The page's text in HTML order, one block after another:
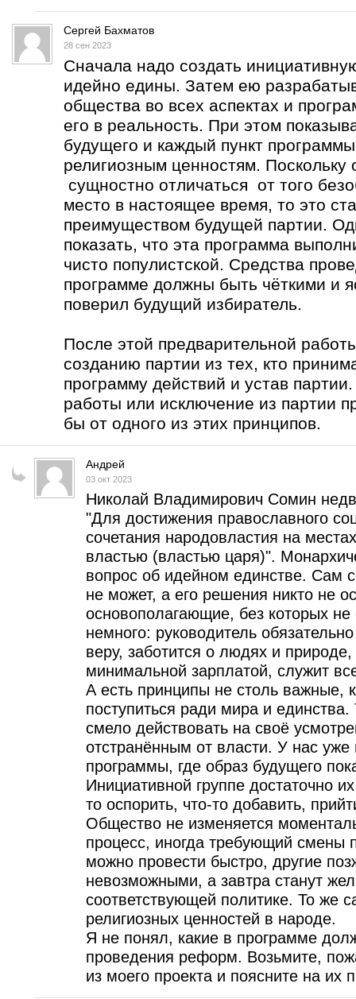
Сергей Бахматов
28 сен 2023
Сначала надо создать
идейно едины. Затем ею
общества во всех аспектах и
его в реальность. При этом
будущего и каждый пункт
религиозным ценностям. Поскольку
сущностно отличаться от того
место в настоящее время, то это
преимуществом будущей партии.
показать, что эта программа
чисто популистской. Средства
программе должны быть чёткими и
поверил будущий избиратель.
После этой предварительной
созданию партии из тех, кто
программу действий и устав
работы или исключение из партии
бы от одного из этих принципов.
Андрей
03 окт 2023
Николай Владимирович Сомин
"Для достижения православного
сочетания народовластия на
властью (властью царя)".
вопрос об идейном единстве. Сам
не может, а его решения никто не
основополагающие, без которых
немного: руководитель
веру, заботится о людях и природе,
минимальной зарплатой, служит
А есть принципы не столь важные,
поступиться ради мира и
смело действовать на своё
отстранённым от власти. У нас
программы, где образ будущего
Инициативной группе достаточно
то оспорить, что-то добавить,
Общество не изменяется
процесс, иногда требующий
можно провести быстро, другие
невозможными, а завтра станут
соответствующей политике. То же
религиозных ценностей в народе.
Я не понял, какие в программе
проведения реформ. Возьмите,
из моего проекта и поясните на их